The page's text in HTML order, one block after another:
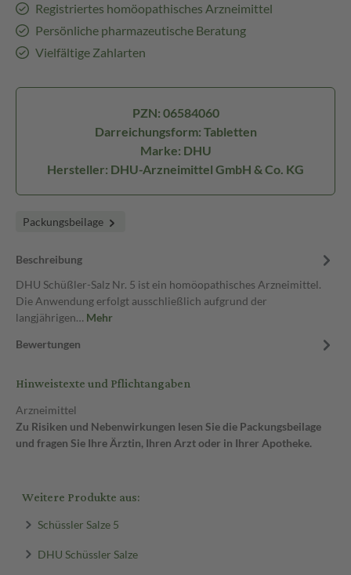
Registriertes homöopathisches Arzneimittel
Persönliche pharmazeutische Beratung
Vielfältige Zahlarten
PZN: 06584060
Darreichungsform: Tabletten
Marke: DHU
Hersteller: DHU-Arzneimittel GmbH & Co. KG
Packungsbeilage
Beschreibung
DHU Schüßler-Salz Nr. 5 ist ein homöopathisches Arzneimittel.
Die Anwendung erfolgt ausschließlich aufgrund der
langjährigen… Mehr
Bewertungen
Hinweistexte und Pflichtangaben
Arzneimittel
Zu Risiken und Nebenwirkungen lesen Sie die Packungsbeilage
und fragen Sie Ihre Ärztin, Ihren Arzt oder in Ihrer Apotheke.
Weitere Produkte aus:
Schüssler Salze 5
DHU Schüssler Salze